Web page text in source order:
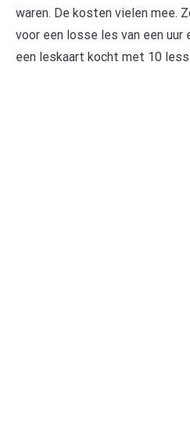
waren. De kosten vielen mee.
voor een losse les van een uur
een leskaart kocht met 10